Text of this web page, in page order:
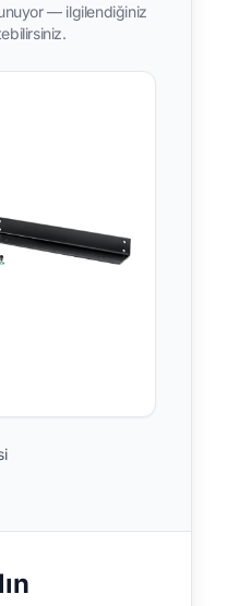
— ilgilendiğiniz